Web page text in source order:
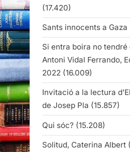
(17.420)
Sants innocents a Gaza
Si entra boira no tendré
Antoni Vidal Ferrando,
2022 (16.009)
Invitació a la lectura
de Josep Pla (15.857)
Qui sóc? (15.208)
Solitud, Caterina Albert